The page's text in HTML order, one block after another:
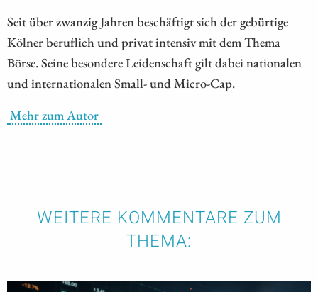
Seit über zwanzig Jahren beschäftigt sich der gebürtige
Kölner beruflich und privat intensiv mit dem Thema
Börse. Seine besondere Leidenschaft gilt dabei nationalen
und internationalen Small- und Micro-Cap.
Mehr zum Autor
WEITERE KOMMENTARE ZUM
THEMA: